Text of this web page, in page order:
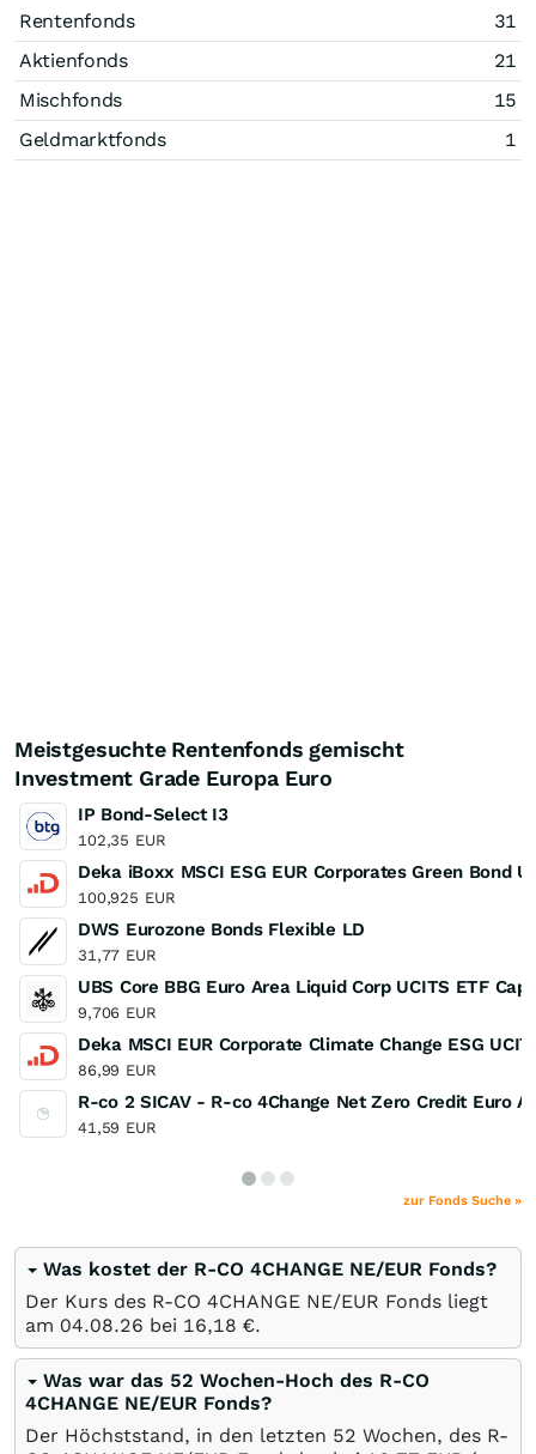
Rentenfonds
31
Aktienfonds
21
Mischfonds
15
Geldmarktfonds
1
Meistgesuchte Rentenfonds gemischt
Investment Grade Europa Euro
IP Bond-Select I3
102,35 EUR
Deka iBoxx MSCI ESG EUR Corporates Green Bond
100,925 EUR
DWS Eurozone Bonds Flexible LD
31,77 EUR
UBS Core BBG Euro Area Liquid Corp UCITS ETF
9,706 EUR
Deka MSCI EUR Corporate Climate Change ESG
86,99 EUR
R-co 2 SICAV - R-co 4Change Net Zero Credit Euro
41,59 EUR
zur Fonds Suche »
Was kostet der R-CO 4CHANGE NE/EUR Fonds?
Der Kurs des R-CO 4CHANGE NE/EUR Fonds liegt
am 04.08.26 bei 16,18 €.
Was war das 52 Wochen-Hoch des R-CO
4CHANGE NE/EUR Fonds?
Der Höchststand, in den letzten 52 Wochen, des R-